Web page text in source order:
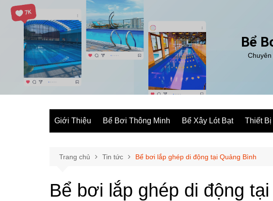
Chuyển
đến
Bể
Giới Thiệu Bể Bơi Thông Minh Bể Xây Lót Bạt Thiết
Trang chủ Tin tức Bể bơi lắp ghép di động tại Quảng Bình
Bể bơi lắp ghép di động